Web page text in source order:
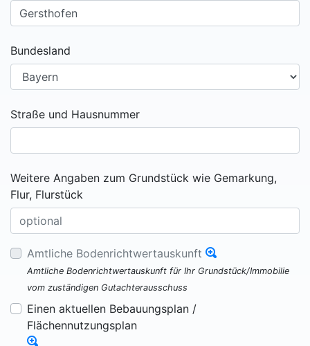
Bundesland
Straße und Hausnummer
Weitere Angaben zum Grundstück wie Gemarkung,
Flur, Flurstück
Amtliche Bodenrichtwertauskunft
Amtliche Bodenrichtwertauskunft für Ihr Grundstück/Immobilie
vom zuständigen Gutachterausschuss
Einen aktuellen Bebauungsplan /
Flächennutzungsplan